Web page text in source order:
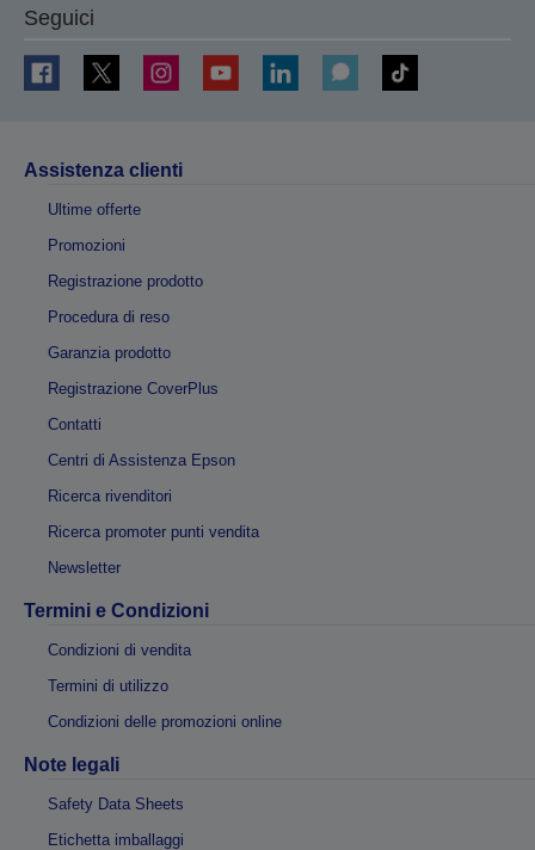
Seguici
Assistenza clienti
Ultime offerte
Promozioni
Registrazione prodotto
Procedura di reso
Garanzia prodotto
Registrazione CoverPlus
Contatti
Centri di Assistenza Epson
Ricerca rivenditori
Ricerca promoter punti vendita
Newsletter
Termini e Condizioni
Condizioni di vendita
Termini di utilizzo
Condizioni delle promozioni online
Note legali
Safety Data Sheets
Etichetta imballaggi